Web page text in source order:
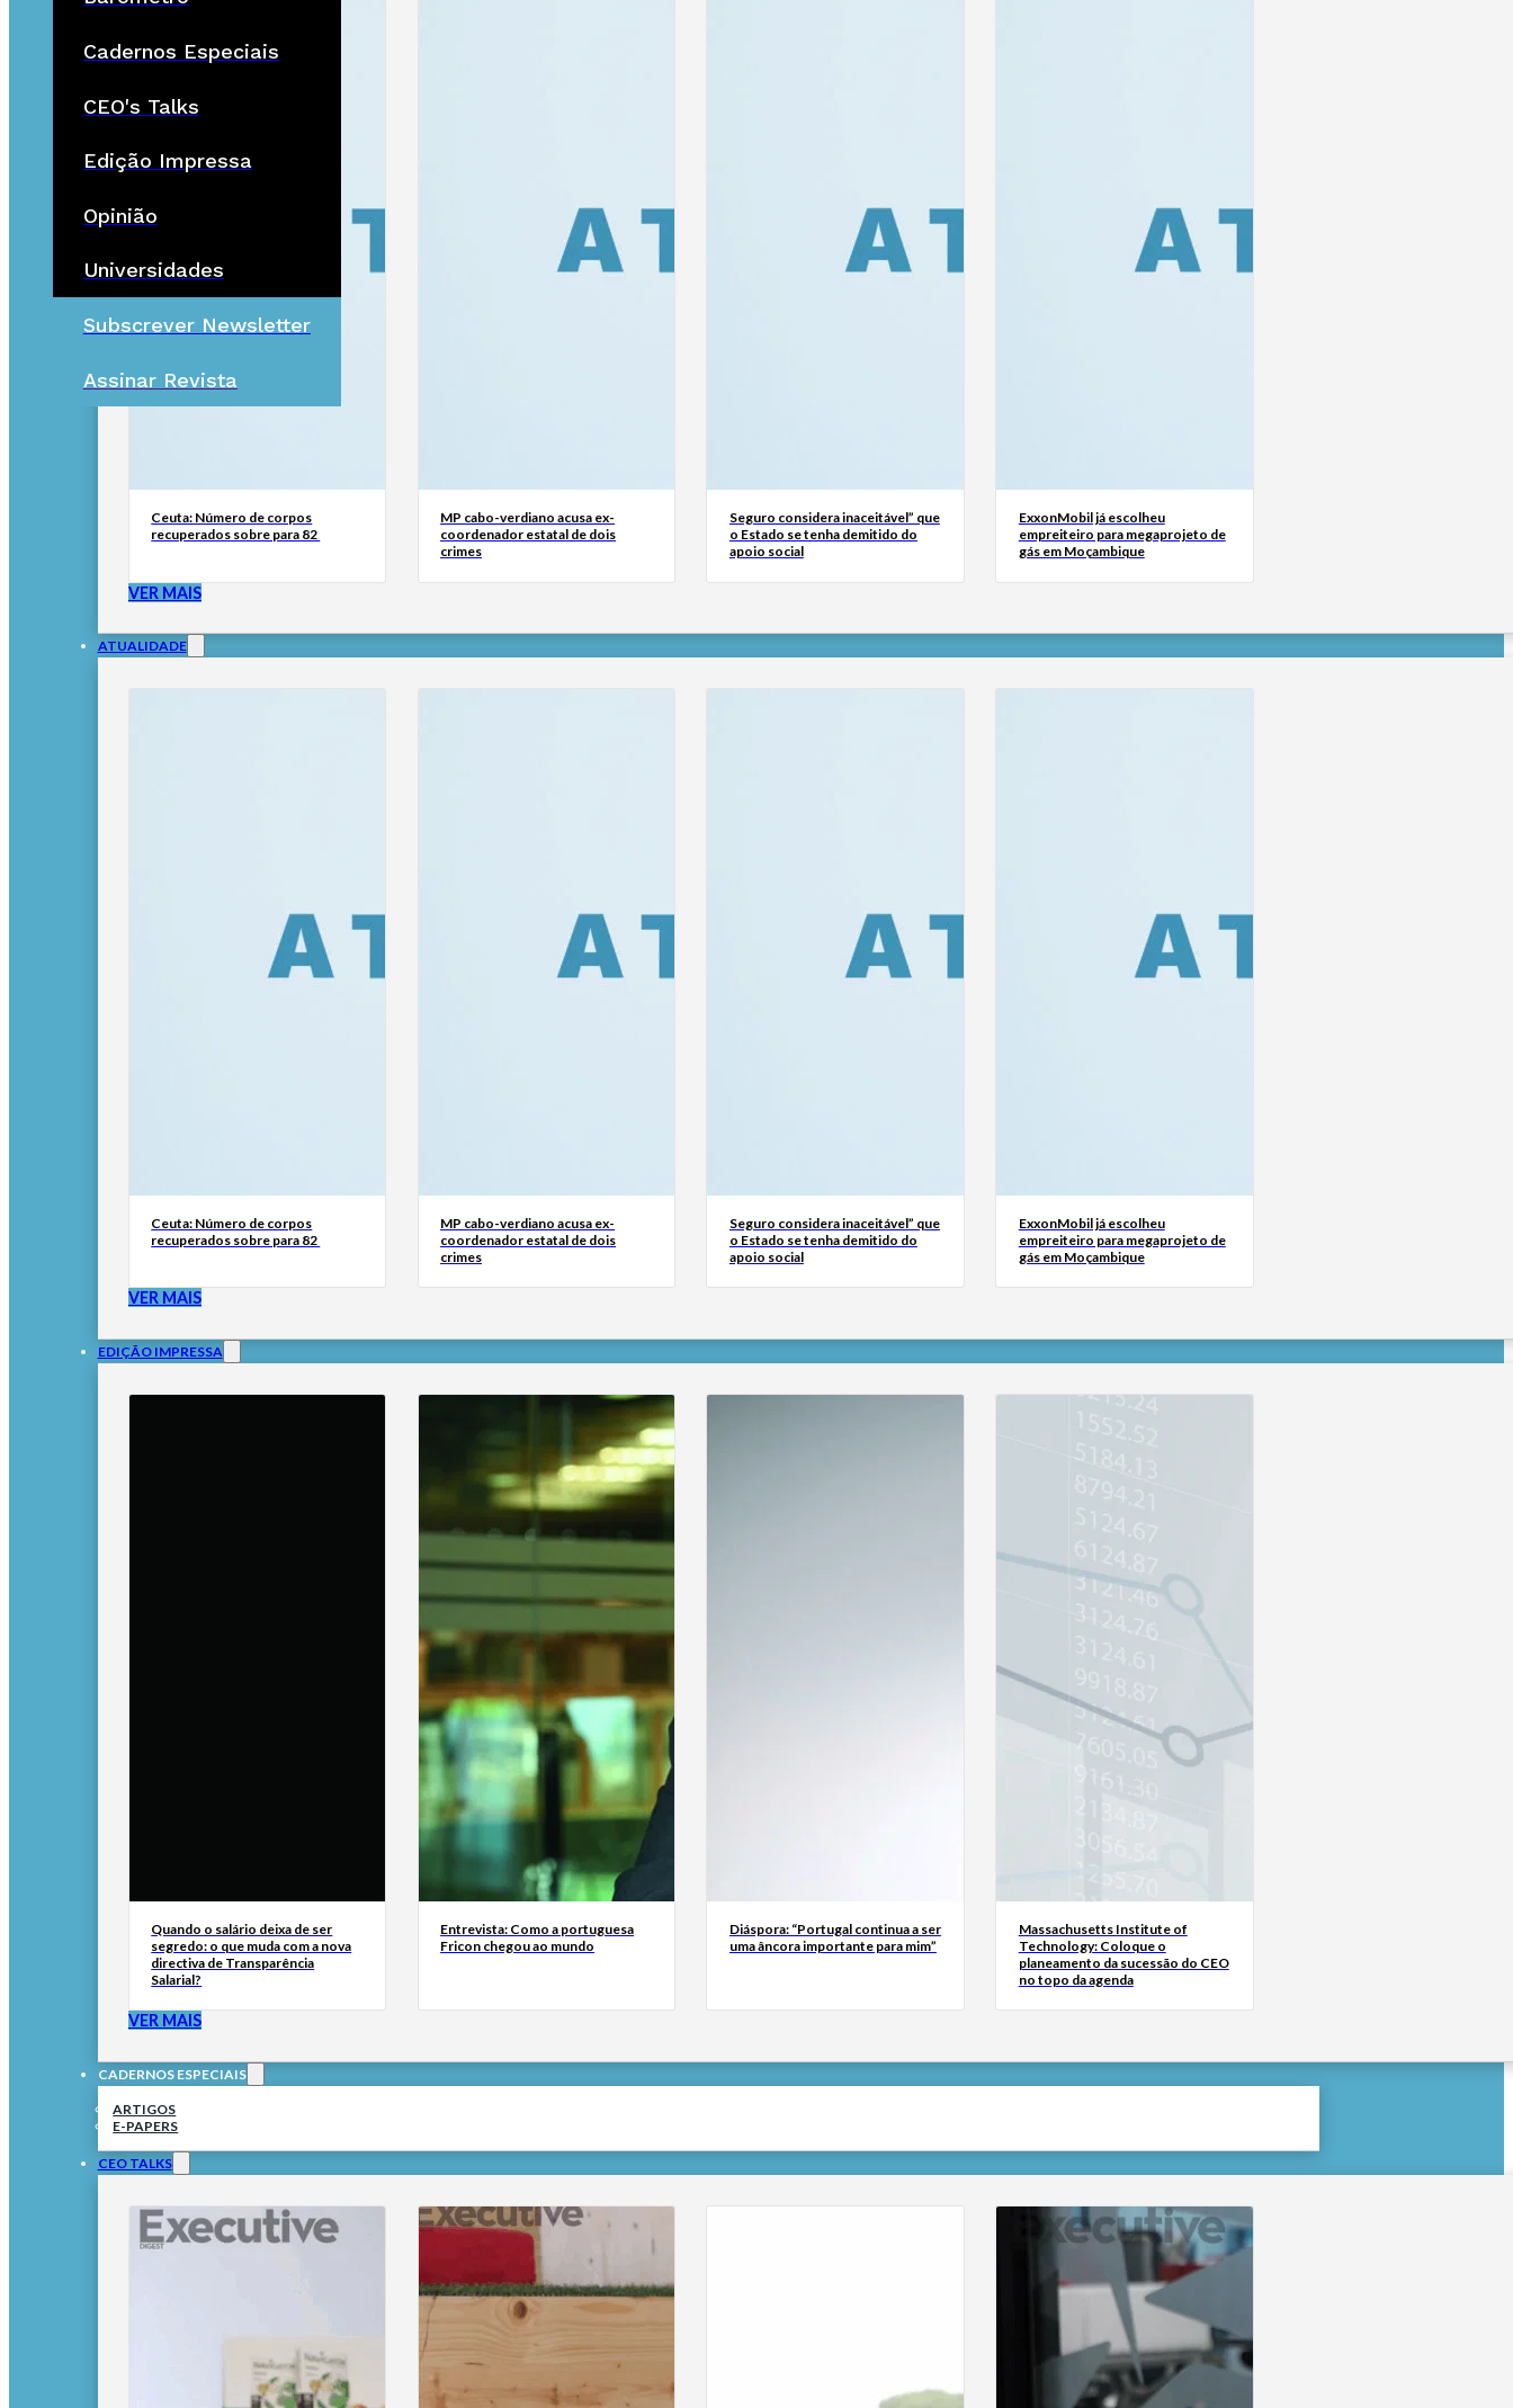
Cadernos Especiais
CEO's Talks
Edição Impressa
Opinião
Universidades
Subscrever Newsletter
Assinar Revista
Ceuta: Número de corpos
recuperados sobre para 82
MP cabo-verdiano acusa ex-
coordenador estatal de dois
crimes
Seguro considera inaceitável” que
o Estado se tenha demitido do
apoio social
ExxonMobil já escolheu
empreiteiro para megaprojeto de
gás em Moçambique
VER MAIS
ATUALIDADE
Ceuta: Número de corpos
recuperados sobre para 82
MP cabo-verdiano acusa ex-
coordenador estatal de dois
crimes
Seguro considera inaceitável” que
o Estado se tenha demitido do
apoio social
ExxonMobil já escolheu
empreiteiro para megaprojeto de
gás em Moçambique
VER MAIS
EDIÇÃO IMPRESSA
Quando o salário deixa de ser
segredo: o que muda com a nova
directiva de Transparência
Salarial?
Entrevista: Como a portuguesa
Fricon chegou ao mundo
Diáspora: “Portugal continua a ser
uma âncora importante para mim”
Massachusetts Institute of
Technology: Coloque o
planeamento da sucessão do CEO
no topo da agenda
VER MAIS
CADERNOS ESPECIAIS
ARTIGOS
E-PAPERS
CEO TALKS